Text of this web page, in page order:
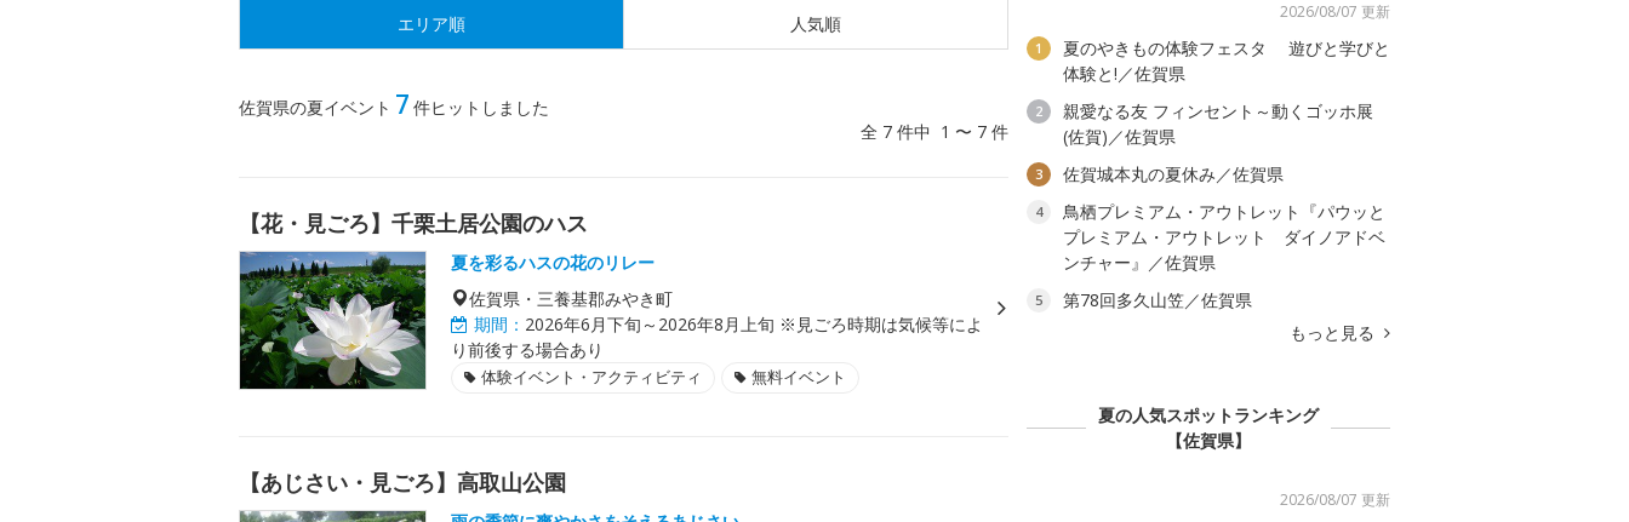
エリア順 人気順
佐賀県の夏イベント 7 件ヒットしました
全 7 件中 1 〜 7 件
【花・見ごろ】千栗土居公園のハス
夏を彩るハスの花のリレー
佐賀県・三養基郡みやき町
期間： 2026年6月下旬～2026年8月上旬 ※見ごろ時期は気候等によ
り前後する場合あり
体験イベント・アクティビティ 無料イベント
【あじさい・見ごろ】高取山公園
2026/08/07 更新
1
夏のやきもの体験フェスタ 遊びと学びと
体験と!／佐賀県
2
親愛なる友 フィンセント～動くゴッホ展
(佐賀)／佐賀県
3 佐賀城本丸の夏休み／佐賀県
4
鳥栖プレミアム・アウトレット『パウッと
プレミアム・アウトレット ダイノアドベ
ンチャー』／佐賀県
5
第78回多久山笠／佐賀県
もっと見る
夏の人気スポットランキング
【佐賀県】
2026/08/07 更新